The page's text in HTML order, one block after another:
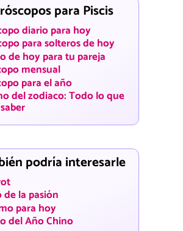
para Piscis
diario para hoy
para solteros de hoy
de hoy para tu pareja
mensual
para el año
del zodiaco: Todo lo que
podría interesarle
de la pasión
para hoy
del Año Chino